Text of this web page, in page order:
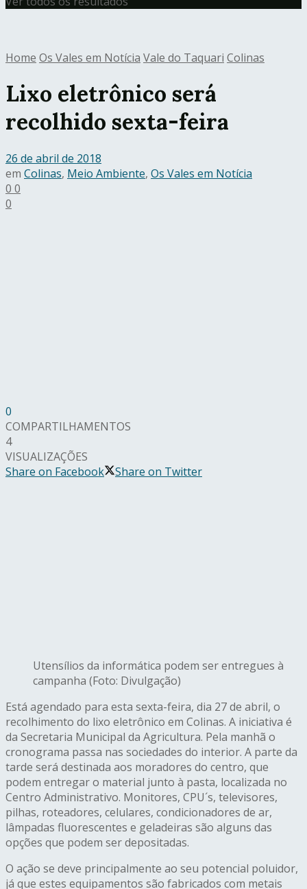
Home Os Vales em Notícia Vale do Taquari Colinas
Lixo eletrônico será
recolhido sexta-feira
26 de abril de 2018
em Colinas, Meio Ambiente, Os Vales em Notícia
0 0
0
0
COMPARTILHAMENTOS
4
VISUALIZAÇÕES
Share on Facebook
Share on Twitter
Utensílios da informática podem ser entregues à
campanha (Foto: Divulgação)
Está agendado para esta sexta-feira, dia 27 de abril, o
recolhimento do lixo eletrônico em Colinas. A iniciativa é
da Secretaria Municipal da Agricultura. Pela manhã o
cronograma passa nas sociedades do interior. A parte da
tarde será destinada aos moradores do centro, que
podem entregar o material junto à pasta, localizada no
Centro Administrativo. Monitores, CPU´s, televisores,
pilhas, roteadores, celulares, condicionadores de ar,
lâmpadas fluorescentes e geladeiras são alguns das
opções que podem ser depositadas.
O ação se deve principalmente ao seu potencial poluidor,
já que estes equipamentos são fabricados com metais